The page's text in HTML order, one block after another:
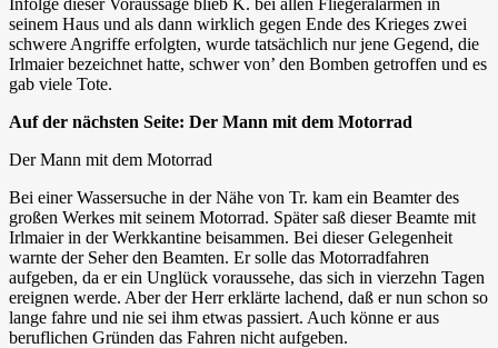
seinem Haus und als dann wirklich gegen Ende des Krieges zwei
schwere Angriffe erfolgten, wurde tatsächlich nur jene Gegend, die
Irlmaier bezeichnet hatte, schwer von’ den Bomben getroffen und es
gab viele Tote.
Auf der nächsten Seite: Der Mann mit dem Motorrad
Der Mann mit dem Motorrad
Bei einer Wassersuche in der Nähe von Tr. kam ein Beamter des
großen Werkes mit seinem Motorrad. Später saß dieser Beamte mit
Irlmaier in der Werkkantine beisammen. Bei dieser Gelegenheit
warnte der Seher den Beamten. Er solle das Motorradfahren
aufgeben, da er ein Unglück voraussehe, das sich in vierzehn Tagen
ereignen werde. Aber der Herr erklärte lachend, daß er nun schon so
lange fahre und nie sei ihm etwas passiert. Auch könne er aus
beruflichen Gründen das Fahren nicht aufgeben.